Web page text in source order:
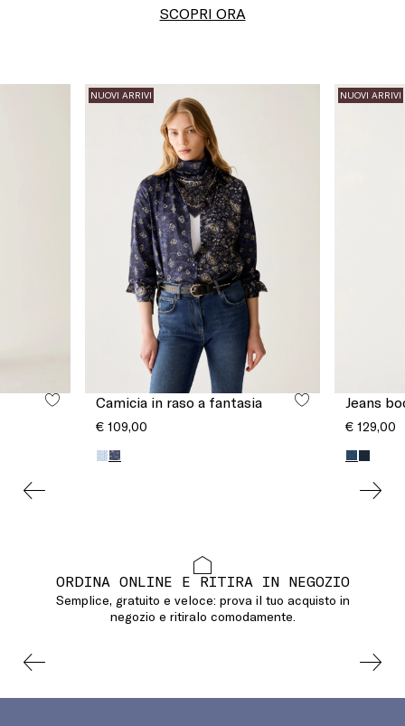
SCOPRI ORA
NUOVI ARRIVI
Camicia in raso a fantasia
€ 109,00
NUOVI ARRIVI
Jeans
€ 129,00
ORDINA ONLINE E RITIRA IN NEGOZIO
Semplice, gratuito e veloce: prova il tuo acquisto in
negozio e ritiralo comodamente.